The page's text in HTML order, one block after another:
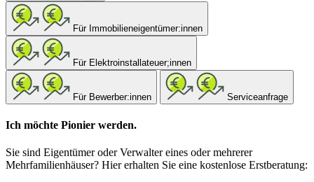
Für Immobilieneigentümer:innen
Für Elektroinstallateuer;innen
Für Bewerber:innen Serviceanfrage
Ich möchte Pionier werden.
Sie sind Eigentümer oder Verwalter eines oder mehrerer
Mehrfamilienhäuser? Hier erhalten Sie eine kostenlose Erstberatung: